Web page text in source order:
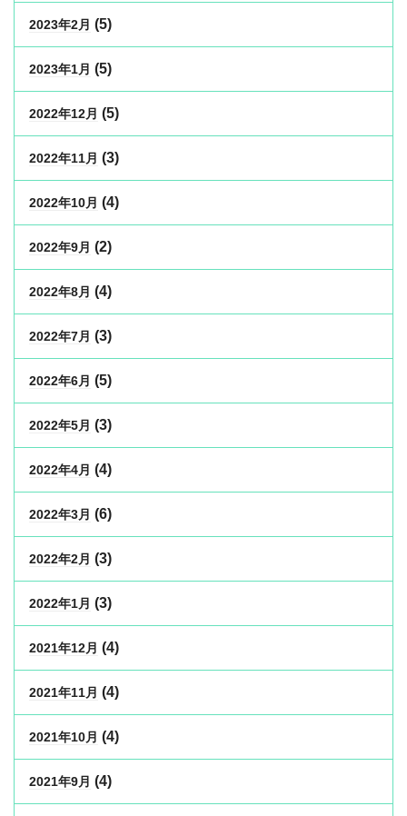
2023年2月 (5)
2023年1月 (5)
2022年12月 (5)
2022年11月 (3)
2022年10月 (4)
2022年9月 (2)
2022年8月 (4)
2022年7月 (3)
2022年6月 (5)
2022年5月 (3)
2022年4月 (4)
2022年3月 (6)
2022年2月 (3)
2022年1月 (3)
2021年12月 (4)
2021年11月 (4)
2021年10月 (4)
2021年9月 (4)